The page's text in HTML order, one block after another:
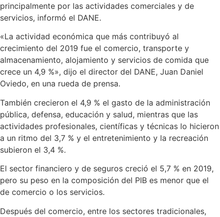
principalmente por las actividades comerciales y de
servicios, informó el DANE.
«La actividad económica que más contribuyó al
crecimiento del 2019 fue el comercio, transporte y
almacenamiento, alojamiento y servicios de comida que
crece un 4,9 %», dijo el director del DANE, Juan Daniel
Oviedo, en una rueda de prensa.
También crecieron el 4,9 % el gasto de la administración
pública, defensa, educación y salud, mientras que las
actividades profesionales, científicas y técnicas lo hicieron
a un ritmo del 3,7 % y el entretenimiento y la recreación
subieron el 3,4 %.
El sector financiero y de seguros creció el 5,7 % en 2019,
pero su peso en la composición del PIB es menor que el
de comercio o los servicios.
Después del comercio, entre los sectores tradicionales,